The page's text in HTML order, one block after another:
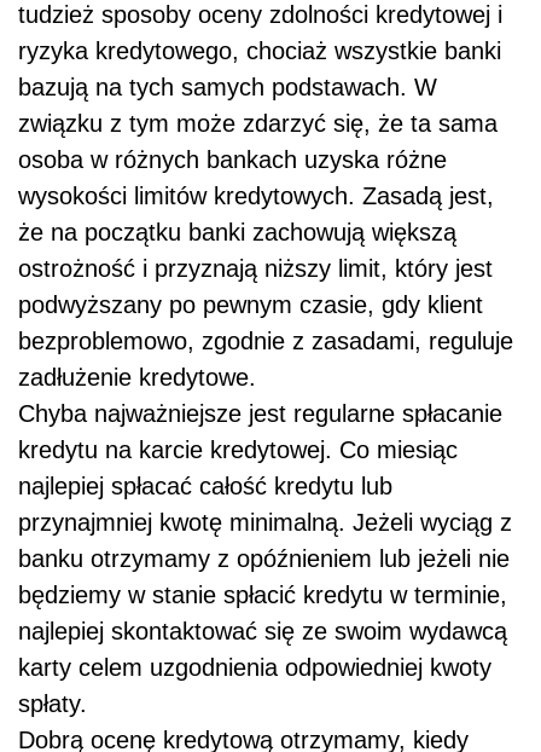
tudzież sposoby oceny zdolności kredytowej i
ryzyka kredytowego, chociaż wszystkie banki
bazują na tych samych podstawach. W
związku z tym może zdarzyć się, że ta sama
osoba w różnych bankach uzyska różne
wysokości limitów kredytowych. Zasadą jest,
że na początku banki zachowują większą
ostrożność i przyznają niższy limit, który jest
podwyższany po pewnym czasie, gdy klient
bezproblemowo, zgodnie z zasadami, reguluje
zadłużenie kredytowe.
Chyba najważniejsze jest regularne spłacanie
kredytu na karcie kredytowej. Co miesiąc
najlepiej spłacać całość kredytu lub
przynajmniej kwotę minimalną. Jeżeli wyciąg z
banku otrzymamy z opóźnieniem lub jeżeli nie
będziemy w stanie spłacić kredytu w terminie,
najlepiej skontaktować się ze swoim wydawcą
karty celem uzgodnienia odpowiedniej kwoty
spłaty.
Dobrą ocenę kredytową otrzymamy, kiedy